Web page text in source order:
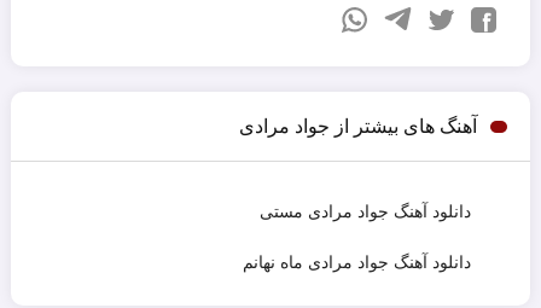
آهنگ های بیشتر از جواد مرادی
دانلود آهنگ جواد مرادی مستی
دانلود آهنگ جواد مرادی ماه نهانم